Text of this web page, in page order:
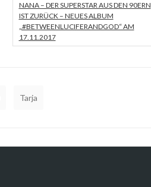
NANA – DER SUPERSTAR AUS DEN 90ERN
IST ZURÜCK – NEUES ALBUM
„#BETWEENLUCIFERANDGOD“ AM
17.11.2017
Tarja